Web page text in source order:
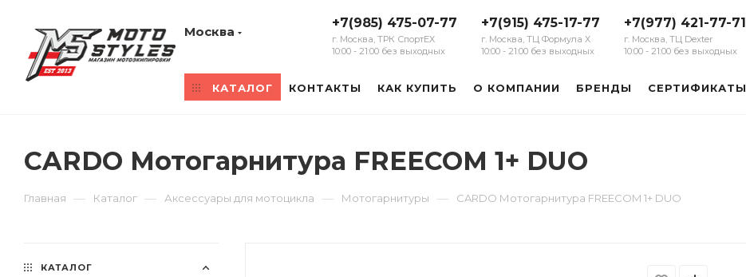
Москва
+7(985) 475-07-77
г. Москва, ТРК СпортЕХ
10:00 - 21:00 без выходных
+7(915) 475-17-77
г. Москва, ТЦ Формула Х
10:00 - 21:00 без выходных
+7(977) 421-77-71
г. Москва, ТЦ Dexter
10:00 - 21:00 без выходных
КАТАЛОГ КОНТАКТЫ КАК КУПИТЬ О КОМПАНИИ БРЕНДЫ СЕРТИФИКАТЫ
CARDO Мотогарнитура FREECOM 1+ DUO
Главная — Каталог — Аксессуары для мотоцикла — Мотогарнитуры — CARDO Мотогарнитура FREECOM 1+ DUO
КАТАЛОГ